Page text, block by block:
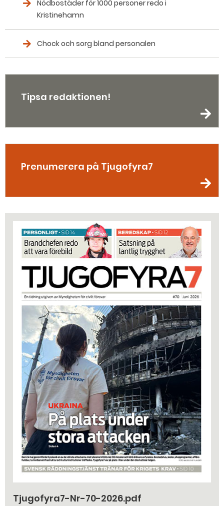
Nödbostäder för 1000 personer redo i
Kristinehamn
Chock och sorg bland personalen
Tipsa redaktionen!
Prenumerera på Tjugofyra7
Tjugofyra7-Nr-70-2026.pdf